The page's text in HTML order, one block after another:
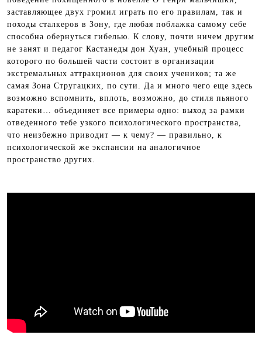
заставляющее двух громил играть по его правилам, так и
походы сталкеров в Зону, где любая поблажка самому себе
способна обернуться гибелью. К слову, почти ничем другим
не занят и педагог Кастанеды дон Хуан, учебный процесс
которого по большей части состоит в организации
экстремальных аттракционов для своих учеников; та же
самая Зона Стругацких, по сути. Да и много чего еще здесь
возможно вспомнить, вплоть, возможно, до стиля пьяного
каратеки… объединяет все примеры одно: выход за рамки
отведенного тебе узкого психологического пространства,
что неизбежно приводит — к чему? — правильно, к
психологической же экспансии на аналогичное
пространство других.